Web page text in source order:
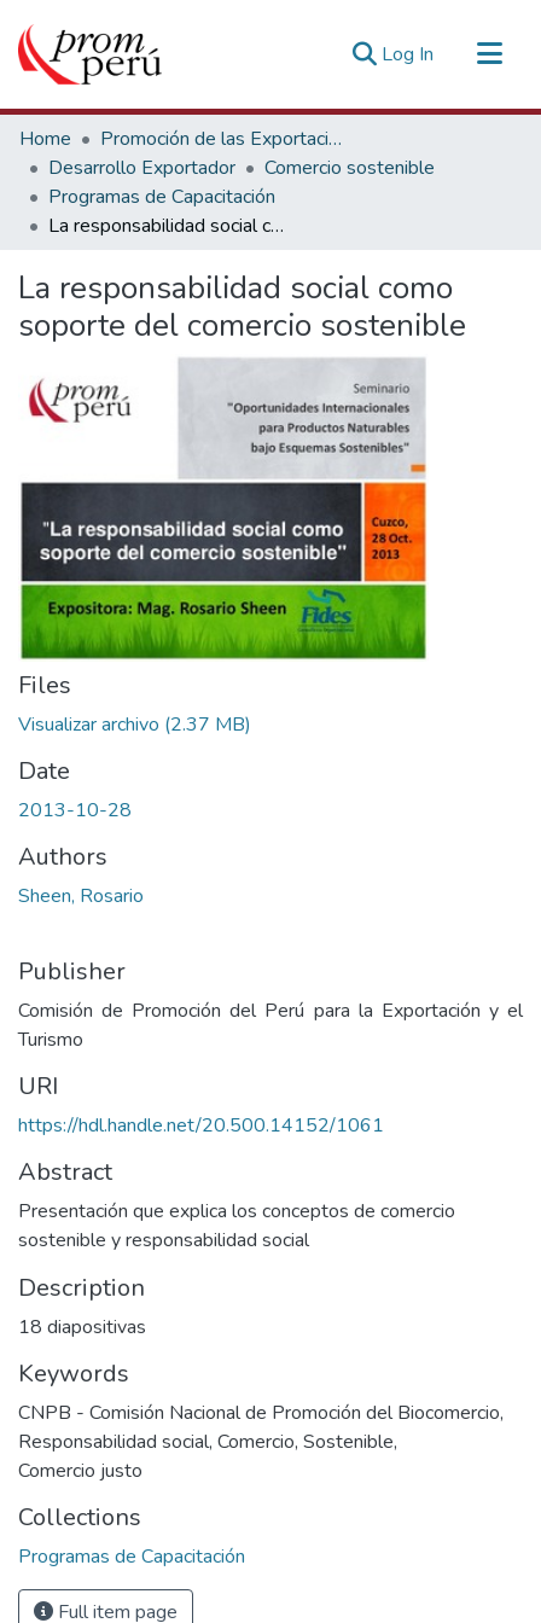
Log In (current)
Communities & Collections
All of DSpace
Statistics
Estadísticas Externas
Home
Promoción de las Exportaciones
Desarrollo Exportador
Comercio sostenible
Programas de Capacitación
La responsabilidad social como soporte del comercio sostenible
La responsabilidad social como
soporte del comercio sostenible
Files
Visualizar archivo (2.37 MB)
Date
2013-10-28
Authors
Sheen, Rosario
Publisher
Comisión de Promoción del Perú para la Exportación y el
Turismo
URI
https://hdl.handle.net/20.500.14152/1061
Abstract
Presentación que explica los conceptos de comercio
sostenible y responsabilidad social
Description
18 diapositivas
Keywords
CNPB - Comisión Nacional de Promoción del Biocomercio,
Responsabilidad social, Comercio, Sostenible,
Comercio justo
Collections
Programas de Capacitación
Full item page